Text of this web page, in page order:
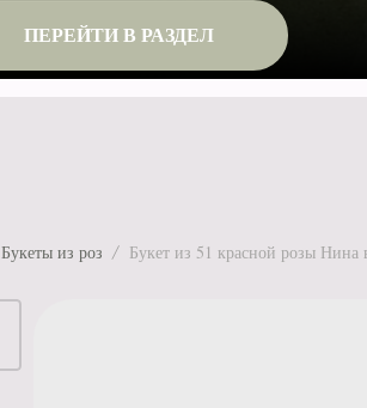
ПЕРЕЙТИ В РАЗДЕЛ
Букеты из роз